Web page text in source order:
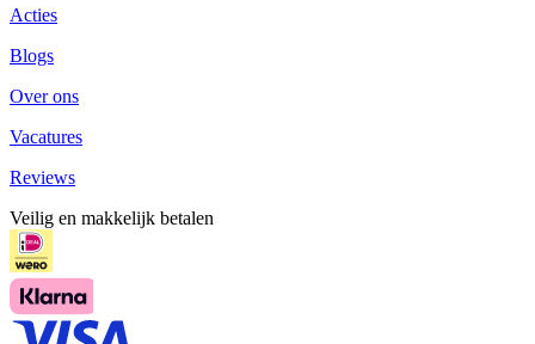
Acties
Blogs
Over ons
Vacatures
Reviews
Veilig en makkelijk betalen